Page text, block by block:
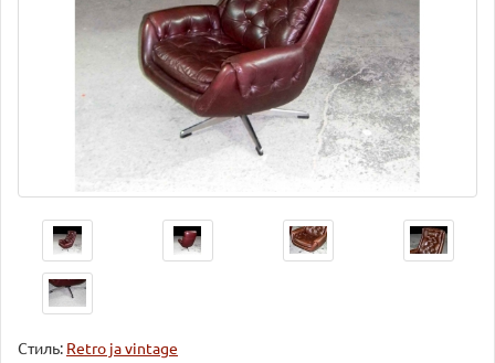
Стиль: Retro ja vintage